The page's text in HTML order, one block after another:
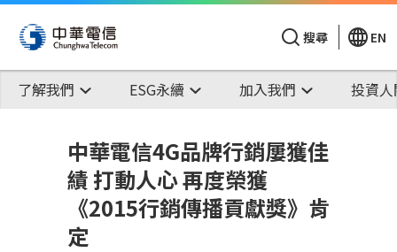
搜尋 EN
了解我們 ESG永續 加入我們 投資
中華電信4G品牌行銷屢獲佳
績 打動人心 再度榮獲
《2015行銷傳播貢獻獎》肯
定